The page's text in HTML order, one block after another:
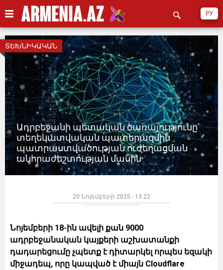
РУ
Ադրբեջանի պետական ​​ծառայությունը՝
տեղեկատվական պատերազմին
պատրաստվածության ուժեղացման
անհրաժեշտության մասին
ՏԵԽՆԻԿԱԿԱՆ
20 Նոյեմբերի 2025 - 13:22
Նոյեմբերի 18-ին ավելի քան 9000
ադրբեջանական կայքերի աշխատանքի
դադարեցումը չպետք է դիտարկել որպես եզակի
միջադեպ, որը կապված է միայն Cloudflare